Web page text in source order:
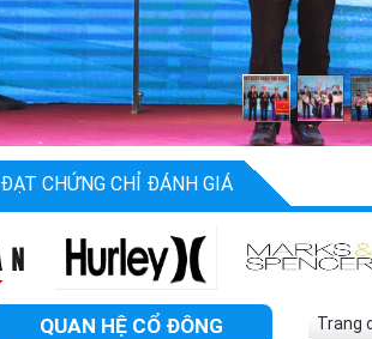
ĐẠT CHỨNG CHỈ ĐÁNH GIÁ
Trang
QUAN HỆ CỔ ĐÔNG